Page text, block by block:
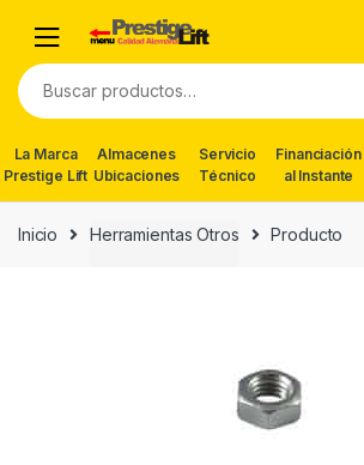
navigation
content
Buscar
por:
La Marca
Prestige Lift
Almacenes
Ubicaciones
Servicio
Técnico
Financiación
al Instante
Inicio Herramientas Otros Producto